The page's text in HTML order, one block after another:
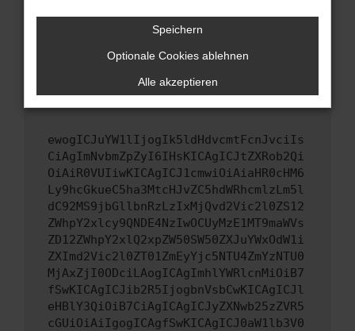
Wende dich an den Webseitenbetreiber.
Wenn du alle oben genannten Schritte versucht
hast, kontaktiere uns bitte. Wir werden
versuchen, das Problem zu beheben. Du kannst
uns diesen Text schicken, um uns bei der
ewogICJuYW1lIjogIk5ldHdvcmtFcnJvciIs
CiAgImNvbmZpZyI6IHsKICAgICJtZXRob2Qi
OiAiR0VUIiwKICAgICJ1cmwiOiAiaHR0cHM6
Ly9hcGkueC5ha3MtcHJvZC5hdWRhcmlzLm5l
dC92MS9jbGllbnRzLzIxMjQvd2Vic2l0ZS12
ZWhpY2xlcy9QNDE4NzIwOCUyMzE1MT9maWVs
ZD12ZWhpY2xlQ2xpZW50SW50ZXJuYWxOdW1i
ZXImd2Vic2l0ZT01ZmEyYjc5NTU4ZmYzNTU0
MjAxZjI0ODciLAogICAgImhlYWRlcnMiOiB7
fSwKICAgICJib2R5IjogbnVsbCwKICAgICJl
eHBlY3QiOiB7CiAgICAgICJyZXNwb25zZVR5
cGUiOiAiIgogICAgfSwKICAgICJ0aW1lb3V0
Speichern
Optionale Cookies ablehnen
Alle akzeptieren